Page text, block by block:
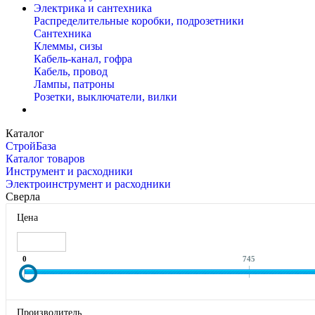
Электрика и сантехника
Распределительные коробки, подрозетники
Сантехника
Клеммы, сизы
Кабель-канал, гофра
Кабель, провод
Лампы, патроны
Розетки, выключатели, вилки
Каталог
СтройБаза
Каталог товаров
Инструмент и расходники
Электроинструмент и расходники
Сверла
Цена
0 745
Производитель